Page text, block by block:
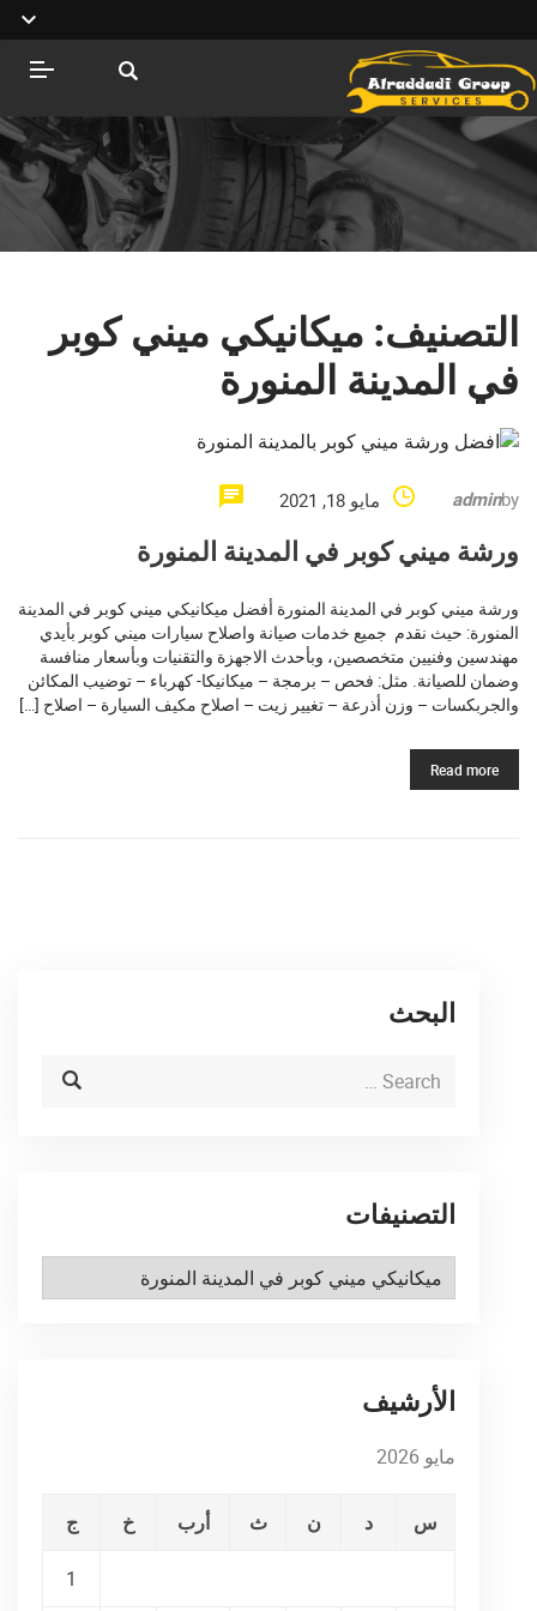
التصنيف: ميكانيكي ميني كوبر
في المدينة المنورة
by
admin مايو 18, 2021
ورشة ميني كوبر في المدينة المنورة
ورشة ميني كوبر في المدينة المنورة أفضل ميكانيكي ميني كوبر في المدينة
المنورة: حيث نقدم جميع خدمات صيانة واصلاح سيارات ميني كوبر بأيدي
مهندسين وفنيين متخصصين، وبأحدث الاجهزة والتقنيات وبأسعار منافسة
وضمان للصيانة. مثل: فحص – برمجة – ميكانيكا- كهرباء – توضيب المكائن
والجربكسات – وزن أذرعة – تغيير زيت – اصلاح مكيف السيارة – اصلاح […]
Read more
البحث
التصنيفات
التصنيفات
الأرشيف
مايو 2026
س د ن ث أرب خ ج
1